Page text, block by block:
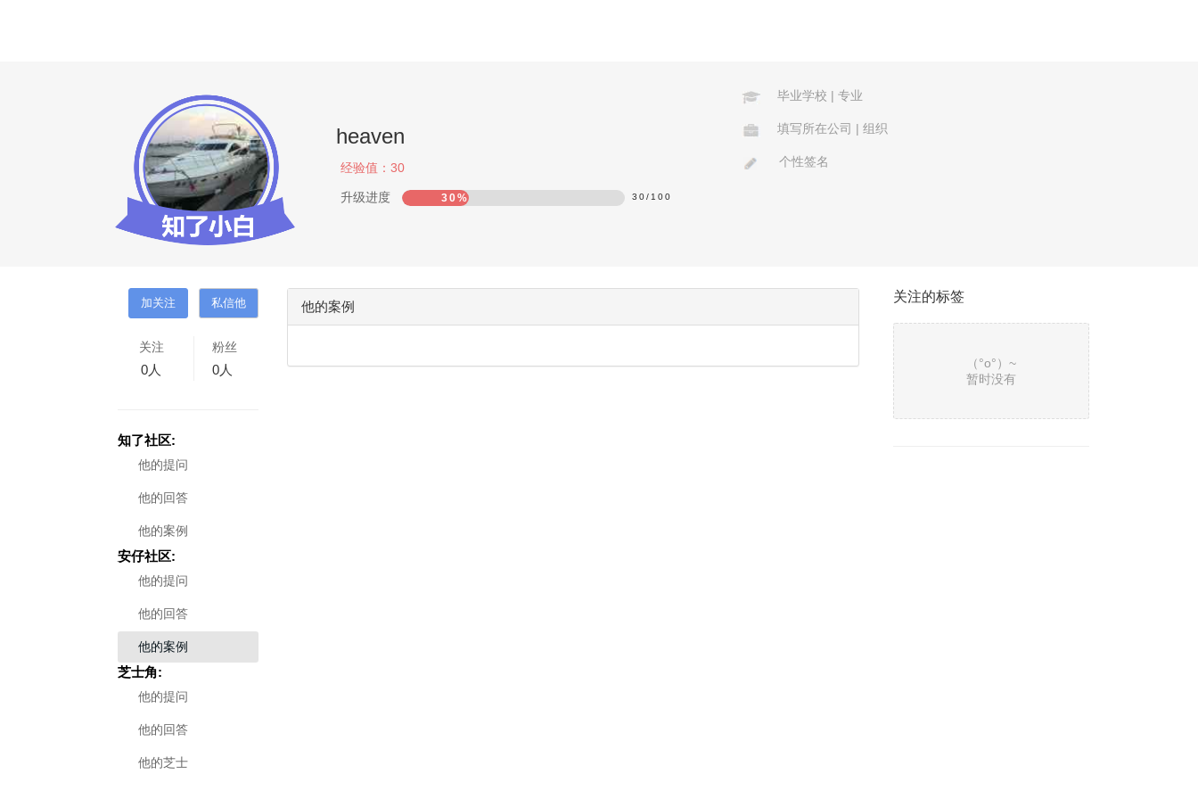
heaven
经验值： 30
升级进度 30% 30/ 100
毕业学校 | 专业
填写所在公司 | 组织
个性签名
关注
0人
粉丝
0人
知了社区:
他的提问
他的回答
他的案例
安仔社区:
他的提问
他的回答
他的案例
芝士角:
他的提问
他的回答
他的芝士
他的案例
关注的标签
（°ο°）~
暂时没有